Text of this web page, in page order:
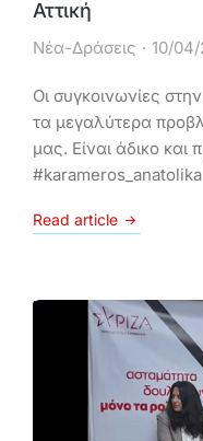
Αττική
Νέα-Δράσεις 10/
Οι συγκοινωνίες
τα μεγαλύτερα
μας. Είναι άδικο και
#karameros_anatolika
Read article